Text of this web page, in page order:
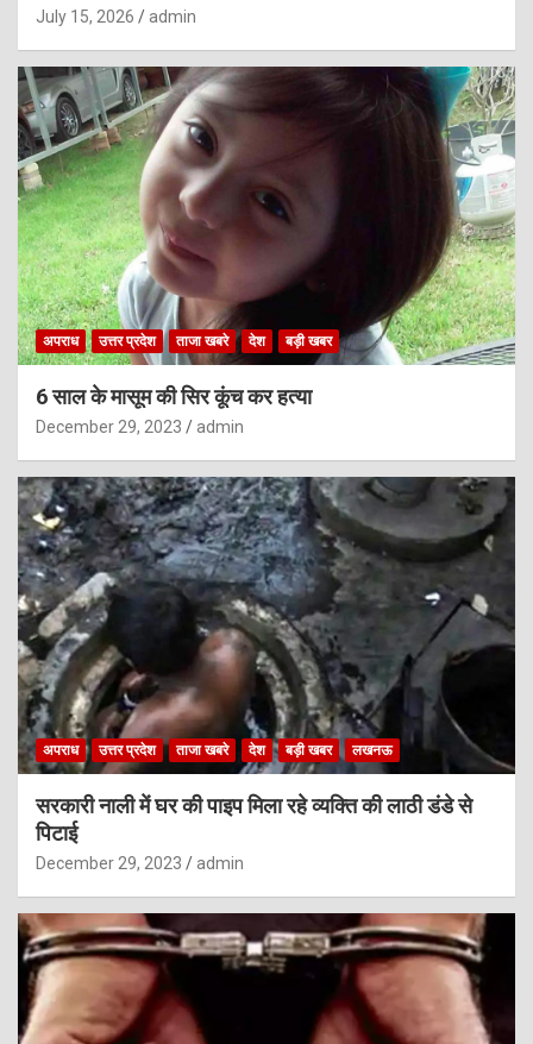
July 15, 2026 admin
अपराध उत्तर प्रदेश ताजा खबरे देश बड़ी खबर
6 साल के मासूम की सिर कूंच कर हत्या
December 29, 2023 admin
अपराध उत्तर प्रदेश ताजा खबरे देश बड़ी खबर लखनऊ
सरकारी नाली में घर की पाइप मिला रहे व्यक्ति की लाठी डंडे से
पिटाई
December 29, 2023 admin